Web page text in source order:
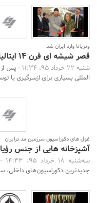
ونزیانا وارد ایران شد
قصر شیشه ای قرن 14 ایتالیا در میدان اقدسیه
شنبه 22 خرداد 95، 11:34 -
پس
المللی بسیاری برای ازسرگیری یا
غول های دکوراسیون سرزمین مد درایران
آشپزخانه هایی از جنس
سه‌شنبه 18 خرداد 95، 14:33 -
جدیدترین دکوراسیون‌های